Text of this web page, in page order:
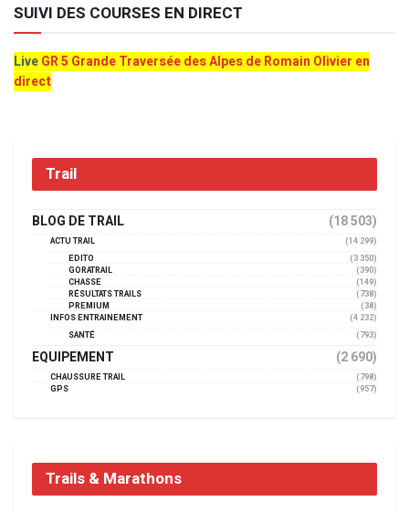
SUIVI DES COURSES EN DIRECT
LiveGR 5 Grande Traversée des Alpes de Romain Olivier en
direct
Trail
BLOG DE TRAIL (18 503)
ACTU TRAIL
(14 299)
EDITO
(3 350)
GORATRAIL
(390)
CHASSE
(149)
RÉSULTATS TRAILS
(738)
PREMIUM
(38)
INFOS ENTRAINEMENT
(4 232)
SANTÉ
(793)
EQUIPEMENT (2 690)
CHAUSSURE TRAIL
(798)
GPS
(957)
Trails & Marathons